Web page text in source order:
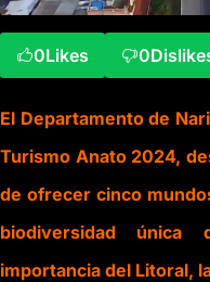
0Likes 0
El Departamento de
Turismo Anato 2024,
de ofrecer cinco
biodiversidad única
importancia del Litoral,